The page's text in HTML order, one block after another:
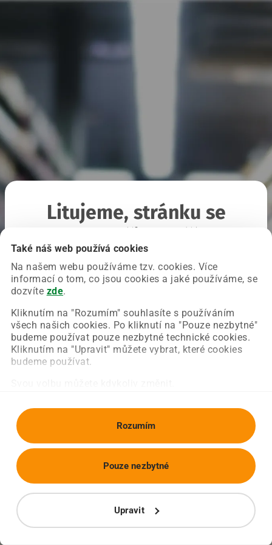
Také náš web používá cookies
Na našem webu používáme tzv. cookies. Více
informací o tom, co jsou cookies a jaké používáme, se
dozvíte zde.
Kliknutím na "Rozumím" souhlasíte s používáním
všech našich cookies. Po kliknutí na "Pouze nezbytné"
budeme používat pouze nezbytné technické cookies.
Kliknutím na "Upravit" můžete vybrat, které cookies
budeme používat.
Rozumím
Upravit
Pouze nezbytné
Litujeme, stránku se
Chyba nastala na naší straně a už ji opravujeme.
Zkuste prosím znovu načíst požadovanou stránku.
Obnovit stránku Úvodní strana